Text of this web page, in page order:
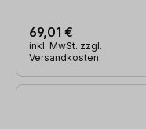
69,01 €
inkl. MwSt. zzgl.
Versandkosten